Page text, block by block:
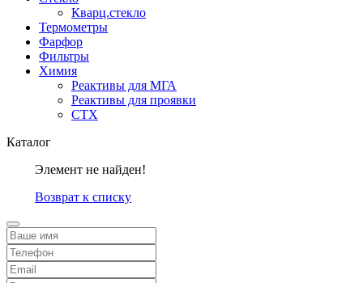
Кварц.стекло
Термометры
Фарфор
Фильтры
Химия
Реактивы для МГА
Реактивы для проявки
СТХ
Каталог
Элемент не найден!
Возврат к списку